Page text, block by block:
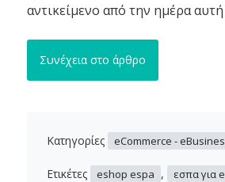
αντικείμενο από την ημέρα αυτή
Συνέχεια στο άρθρο
Κατηγορίες eCommerce -
Ετικέτες eshop espa , εσπα για